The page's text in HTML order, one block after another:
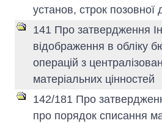
установ, строк позовної
141 Про затвердження
відображення в обліку
операцій з
матеріальних цінностей
142/181 Про
про порядок списання